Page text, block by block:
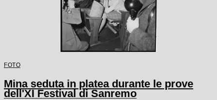
FOTO
Mina seduta in platea durante le prove
dell'XI Festival di Sanremo